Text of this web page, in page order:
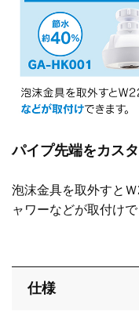
パイプ先端をカス
泡沫金具を取外すと
ャワーなどが取付けで
仕様